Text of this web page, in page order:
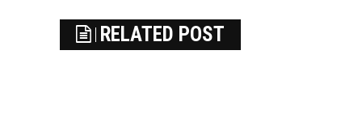
RELATED POST